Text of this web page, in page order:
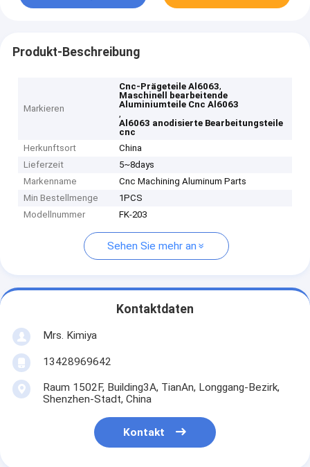
Produkt-Beschreibung
Markieren
Cnc-Prägeteile Al6063,
Maschinell bearbeitende
Aluminiumteile Cnc Al6063
,
Al6063 anodisierte Bearbeitungsteile
cnc
Herkunftsort
China
Lieferzeit
5~8days
Markenname
Cnc Machining Aluminum Parts
Min Bestellmenge
1PCS
Modellnummer
FK-203
Sehen Sie mehr an
Kontaktdaten
Mrs. Kimiya
13428969642
Raum 1502F, Building3A, TianAn, Longgang-Bezirk,
Shenzhen-Stadt, China
Kontakt